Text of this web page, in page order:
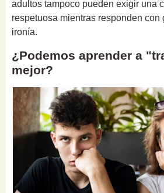
adultos tampoco pueden exigir una
respetuosa mientras responden con
ironía.
¿Podemos aprender a
mejor?